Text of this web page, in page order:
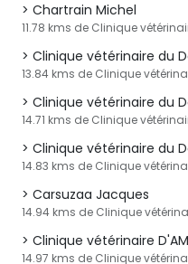
Chartrain Michel
11.78 kms de Clinique
Clinique vétérinaire du
13.84 kms de Clinique
Clinique vétérinaire du
14.71 kms de Clinique
Clinique vétérinaire du
14.83 kms de Clinique
Carsuzaa Jacques
14.94 kms de Clinique
Clinique vétérinaire
14.97 kms de Clinique